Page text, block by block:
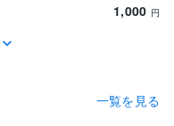
1,000 円
一覧を見る